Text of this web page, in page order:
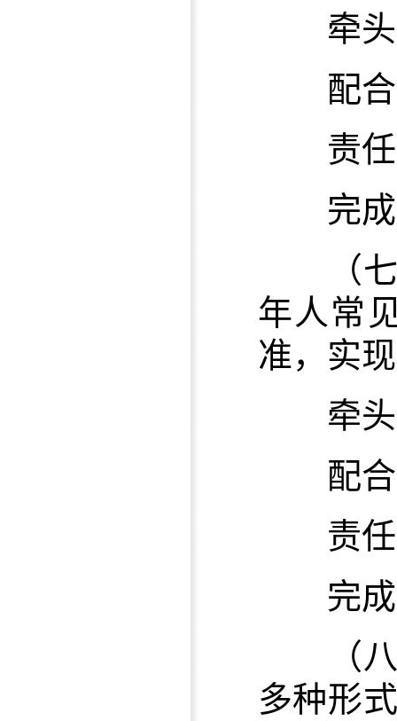
牵头
配合
责任
完成
（
年人常
准，实
牵头
配合
责任
完成
（
多种形